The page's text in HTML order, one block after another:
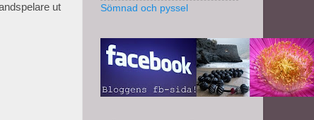
ut
Sömnad och pyssel